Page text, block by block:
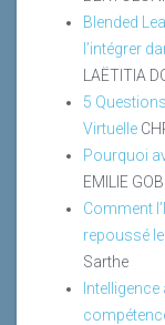
Blended
l’intégrer
LAËTITIA
5
Virtuelle
Pourquoi
EMILIE
Comment
repoussé
Sarthe
Intelligence